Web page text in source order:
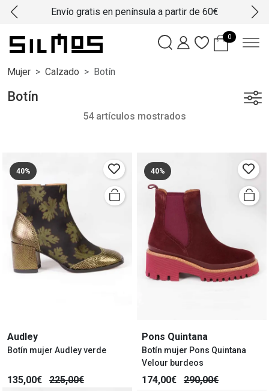
Envío gratis en península a partir de 60€
0
Mujer Calzado Botín
Botín
54 artículos mostrados
40%
Audley
Botín mujer Audley verde
135,00€ 225,00€
40%
Pons Quintana
Botín mujer Pons Quintana
Velour burdeos
174,00€ 290,00€